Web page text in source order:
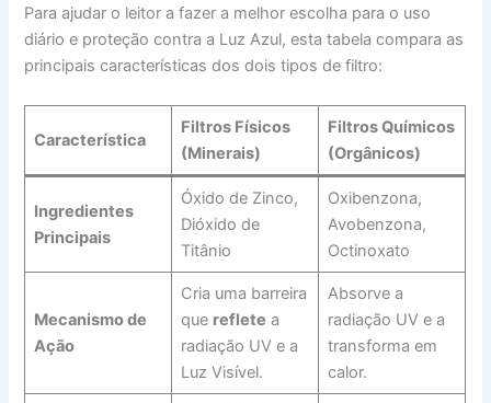
Para ajudar o leitor a fazer a melhor escolha para o uso
diário e proteção contra a Luz Azul, esta tabela compara as
principais características dos dois tipos de filtro:
Característica
Filtros Físicos
(Minerais)
Filtros Químicos
(Orgânicos)
Ingredientes
Principais
Óxido de Zinco,
Dióxido de
Titânio
Oxibenzona,
Avobenzona,
Octinoxato
Mecanismo de
Ação
Cria uma barreira
que reflete a
radiação UV e a
Luz Visível.
Absorve a
radiação UV e a
transforma em
calor.